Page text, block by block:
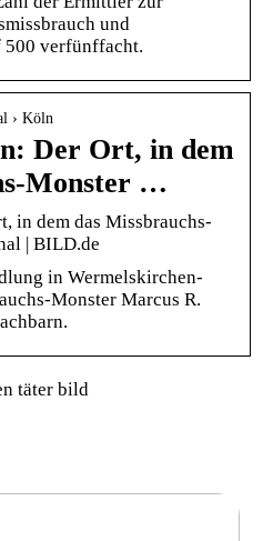
und
verfünffacht.
› Köln
Der Ort, in dem
Monster …
in dem das Missbrauchs-
| BILD.de
in Wermelskirchen-
Monster Marcus R.
täter bild